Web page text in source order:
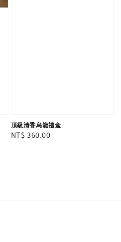
頂級清香烏龍禮盒
Regular
NT$ 360.00